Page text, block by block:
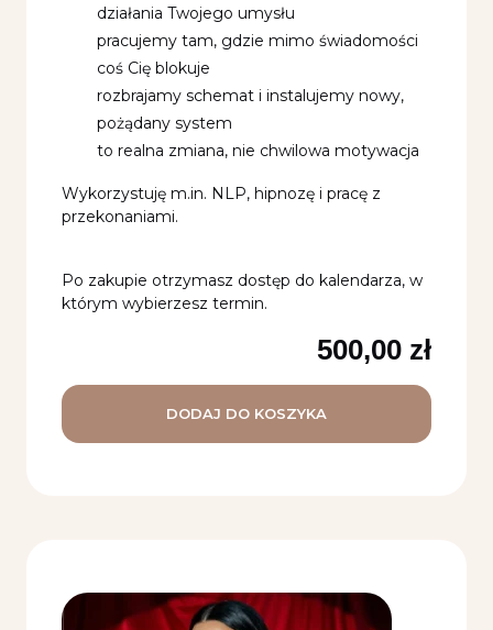
działania Twojego umysłu
pracujemy tam, gdzie mimo świadomości
coś Cię blokuje
rozbrajamy schemat i instalujemy nowy,
pożądany system
to realna zmiana, nie chwilowa motywacja
Wykorzystuję m.in. NLP, hipnozę i pracę z
przekonaniami.
Po zakupie otrzymasz dostęp do kalendarza, w
którym wybierzesz termin.
500,00 zł
DODAJ DO KOSZYKA